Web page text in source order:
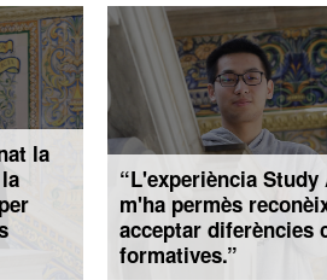
la
“L'experiència Study
m'ha permès
acceptar diferències
formatives.”